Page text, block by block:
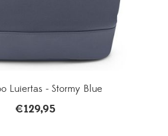
Luiertas - Stormy Blue
€129,95